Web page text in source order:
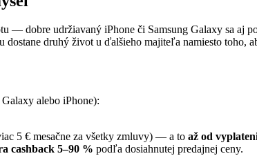
— dobre udržiavaný iPhone či Samsung Galaxy sa aj
druhý život u ďalšieho majiteľa namiesto toho,
alebo iPhone):
5 € mesačne za všetky zmluvy) — a to až od
cashback 5–90 % podľa dosiahnutej predajnej ceny.